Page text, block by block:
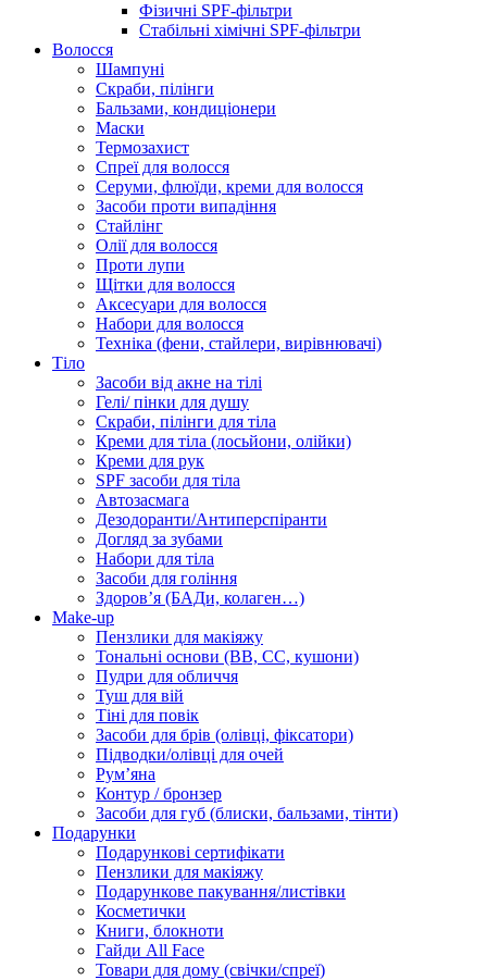
Фізичні SPF-фільтри
Стабільні хімічні SPF-фільтри
Волосся
Шампуні
Скраби, пілінги
Бальзами, кондиціонери
Маски
Термозахист
Спреї для волосся
Серуми, флюїди, креми для волосся
Засоби проти випадіння
Стайлінг
Олії для волосся
Проти лупи
Щітки для волосся
Аксесуари для волосся
Набори для волосся
Техніка (фени, стайлери, вирівнювачі)
Тіло
Засоби від акне на тілі
Гелі/ пінки для душу
Скраби, пілінги для тіла
Креми для тіла (лосьйони, олійки)
Креми для рук
SPF засоби для тіла
Автозасмага
Дезодоранти/Антиперспіранти
Догляд за зубами
Набори для тіла
Засоби для гоління
Здоровʼя (БАДи, колаген…)
Make-up
Пензлики для макіяжу
Тональні основи (BB, CC, кушони)
Пудри для обличчя
Туш для вій
Тіні для повік
Засоби для брів (олівці, фіксатори)
Підводки/олівці для очей
Румʼяна
Контур / бронзер
Засоби для губ (блиски, бальзами, тінти)
Подарунки
Подарункові сертифікати
Пензлики для макіяжу
Подарункове пакування/листівки
Косметички
Книги, блокноти
Гайди All Face
Товари для дому (свічки/спреї)